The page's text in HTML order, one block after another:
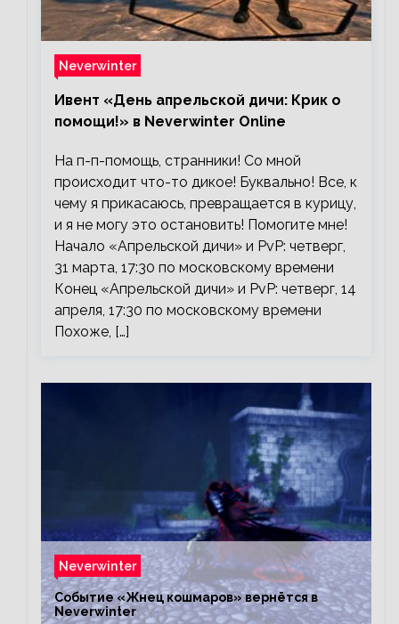
Neverwinter
Ивент «День апрельской дичи: Крик о
помощи!» в Neverwinter Online
На п-п-помощь, странники! Со мной
происходит что-то дикое! Буквально! Все, к
чему я прикасаюсь, превращается в курицу,
и я не могу это остановить! Помогите мне!
Начало «Апрельской дичи» и PvP: четверг,
31 марта, 17:30 по московскому времени
Конец «Апрельской дичи» и PvP: четверг, 14
апреля, 17:30 по московскому времени
Похоже, […]
Neverwinter
Событие «Жнец кошмаров» вернётся в
Neverwinter